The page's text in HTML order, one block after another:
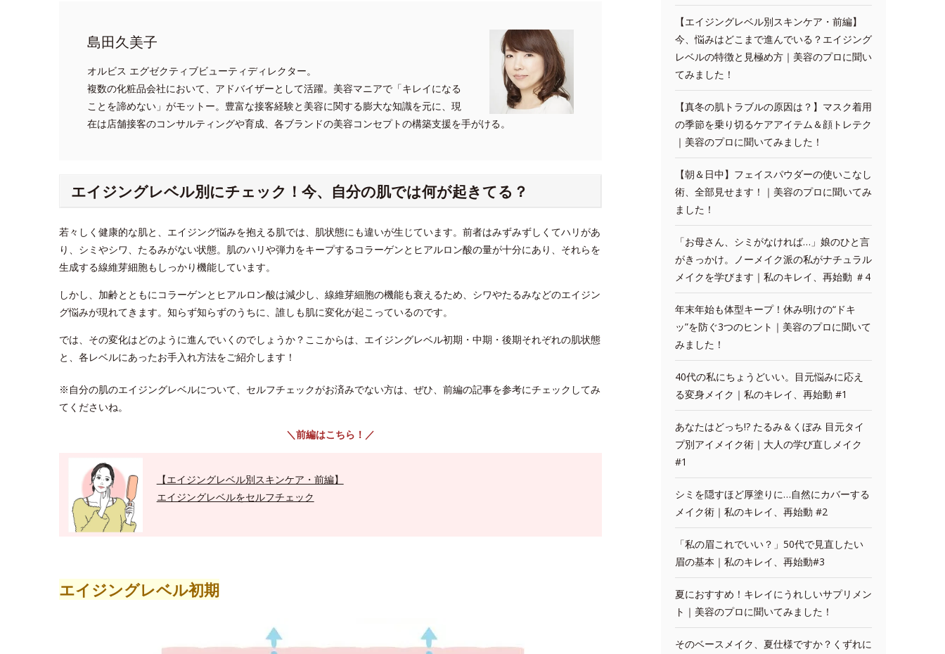
島田久美子
オルビス エグゼクティブビューティディレクター。
複数の化粧品会社において、アドバイザーとして活躍。美容マニアで「キレイになる
ことを諦めない」がモットー。豊富な接客経験と美容に関する膨大な知識を元に、現
在は店舗接客のコンサルティングや育成、各ブランドの美容コンセプトの構築支援を手がける。
エイジングレベル別にチェック！今、自分の肌では何が起きてる？
若々しく健康的な肌と、エイジング悩みを抱える肌では、肌状態にも違いが生じています。前者はみずみずしくてハリがあ
り、シミやシワ、たるみがない状態。肌のハリや弾力をキープするコラーゲンとヒアルロン酸の量が十分にあり、それらを
生成する線維芽細胞もしっかり機能しています。
しかし、加齢とともにコラーゲンとヒアルロン酸は減少し、線維芽細胞の機能も衰えるため、シワやたるみなどのエイジン
グ悩みが現れてきます。知らず知らずのうちに、誰しも肌に変化が起こっているのです。
では、その変化はどのように進んでいくのでしょうか？ここからは、エイジングレベル初期・中期・後期それぞれの肌状態
と、各レベルにあったお手入れ方法をご紹介します！
※自分の肌のエイジングレベルについて、セルフチェックがお済みでない方は、ぜひ、前編の記事を参考にチェックしてみ
てくださいね。
＼前編はこちら！／
【エイジングレベル別スキンケア・前編】
エイジングレベルをセルフチェック
エイジングレベル初期
【エイジングレベル別スキンケア・前編】
今、悩みはどこまで進んでいる？エイジング
レベルの特徴と見極め方｜美容のプロに聞い
てみました！
【真冬の肌トラブルの原因は？】マスク着用
の季節を乗り切るケアアイテム＆顔トレテク
｜美容のプロに聞いてみました！
【朝＆日中】フェイスパウダーの使いこなし
術、全部見せます！｜美容のプロに聞いてみ
ました！
「お母さん、シミがなければ…」娘のひと言
がきっかけ。ノーメイク派の私がナチュラル
メイクを学びます｜私のキレイ、再始動 ＃4
年末年始も体型キープ！休み明けの“ドキ
ッ”を防ぐ3つのヒント｜美容のプロに聞いて
みました！
40代の私にちょうどいい。目元悩みに応え
る変身メイク｜私のキレイ、再始動 #1
あなたはどっち!? たるみ＆くぼみ 目元タイ
プ別アイメイク術｜大人の学び直しメイク
#1
シミを隠すほど厚塗りに…自然にカバーする
メイク術｜私のキレイ、再始動 #2
「私の眉これでいい？」50代で見直したい
眉の基本｜私のキレイ、再始動#3
夏におすすめ！キレイにうれしいサプリメン
ト｜美容のプロに聞いてみました！
そのベースメイク、夏仕様ですか？くずれに